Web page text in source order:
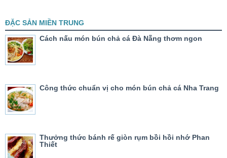
ĐẶC SẢN MIỀN TRUNG
Cách nấu món bún chả cá Đà Nẵng thơm ngon
Công thức chuẩn vị cho món bún chả cá Nha Trang
Thưởng thức bánh rế giòn rụm bồi hồi nhớ Phan
Thiết